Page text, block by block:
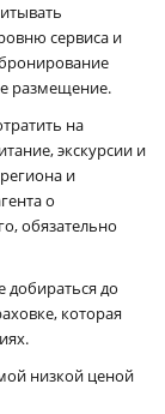
сервиса и
размещение.
на
экскурсии и
и
о
обязательно
добираться до
которая
низкой ценой